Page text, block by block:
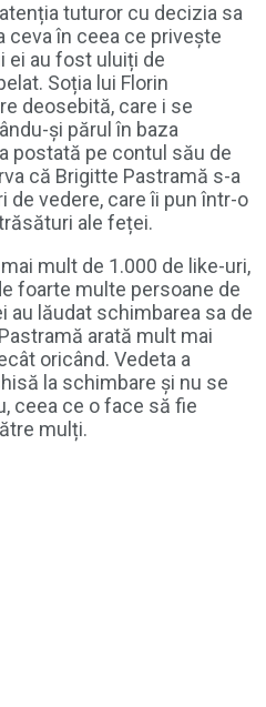
tuturor cu decizia sa
ceva în ceea ce privește
ei au fost uluiți de
Soția lui Florin
deosebită, care i se
și părul în baza
postată pe contul său de
că Brigitte Pastramă s-a
de vedere, care îi pun într-o
ale feței.
mult de 1.000 de like-uri,
foarte multe persoane de
au lăudat schimbarea sa de
arată mult mai
oricând. Vedeta a
la schimbare și nu se
ceea ce o face să fie
mulți.